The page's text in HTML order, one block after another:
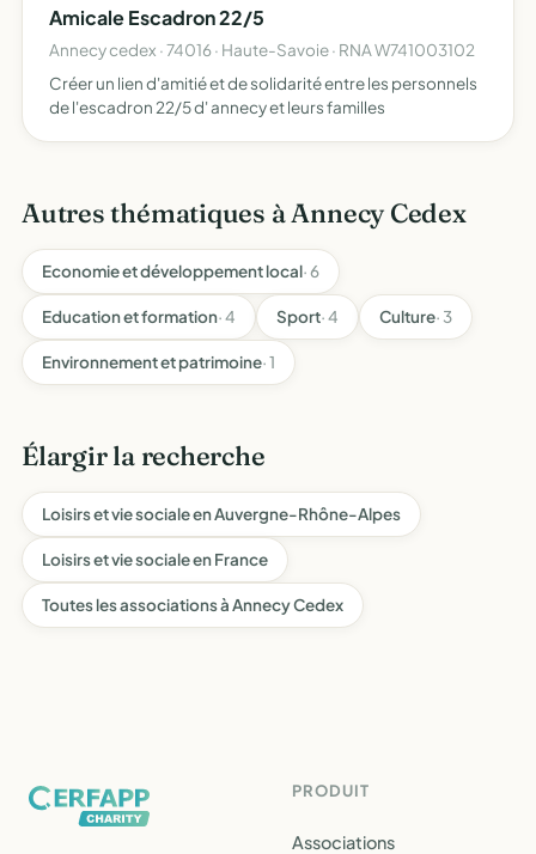
Amicale Escadron 22/5
Annecy cedex · 74016 · Haute-Savoie · RNA W741003102
Créer un lien d'amitié et de solidarité entre les personnels
de l'escadron 22/5 d' annecy et leurs familles
Autres thématiques à Annecy Cedex
Economie et développement local· 6
Education et formation· 4 Sport· 4 Culture· 3
Environnement et patrimoine· 1
Élargir la recherche
Loisirs et vie sociale en Auvergne-Rhône-Alpes
Loisirs et vie sociale en France
Toutes les associations à Annecy Cedex
PRODUIT
Associations